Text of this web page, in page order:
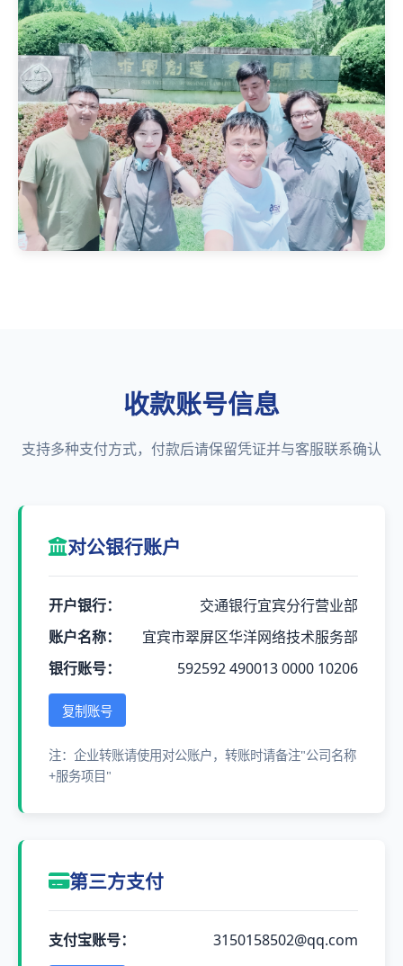
收款账号信息
支持多种支付方式，付款后请保留凭证并与客服联系确认
对公银行账户
开户银行：
交通银行宜宾分行营业部
账户名称：
宜宾市翠屏区华洋网络技术服务部
银行账号：
592592 490013 0000 10206
复制账号
注：企业转账请使用对公账户，转账时请备注"公司名称
+服务项目"
第三方支付
支付宝账号： 3150158502@qq.com